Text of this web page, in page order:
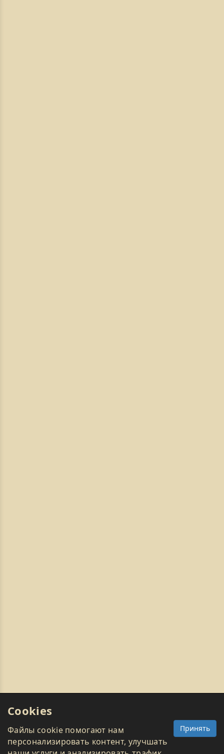
Cookies
Принять
Файлы cookie помогают нам
персонализировать контент, улучшать